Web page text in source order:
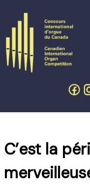
content
C’est la